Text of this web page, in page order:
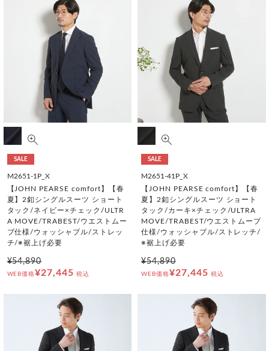
SALE
M2651-1P_X
【JOHN PEARSE comfort】【春
夏】2釦シングルスーツ ショート
タック/ネイビー×チェック/ULTR
A MOVE/TRABEST/ウエストムー
ブ仕様/ウォッシャブル/ストレッ
チ/※裾上げ必要
¥54,890
WEB価格¥27,445 税込
SALE
M2651-41P_X
【JOHN PEARSE comfort】【春
夏】2釦シングルスーツ ショート
タック/カーキ×チェック/ULTRA
MOVE/TRABEST/ウエストムーブ
仕様/ウォッシャブル/ストレッチ/
※裾上げ必要
¥54,890
WEB価格¥27,445 税込